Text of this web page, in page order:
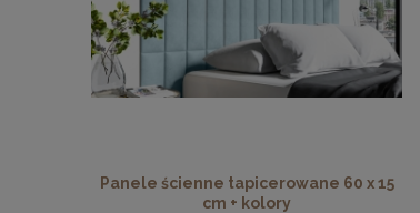
Panele ścienne tapicerowane 60 x 15
cm + kolory